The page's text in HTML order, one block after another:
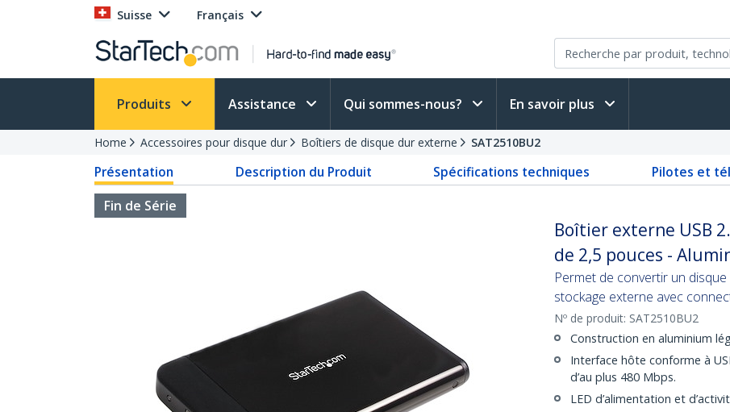
Suisse Français
Produits Assistance Qui sommes-nous? En savoir plus
Home Accessoires pour disque dur Boîtiers de disque dur externe SAT2510BU2
Présentation Description du Produit Spécifications techniques Pilotes et
Fin de Série
Boîtier externe USB
de 2,5 pouces -
Permet de convertir un
stockage externe avec
Nº de produit: SAT2510BU2
Construction en aluminium
Interface hôte conforme à
d’au plus 480 Mbps.
LED d’alimentation et